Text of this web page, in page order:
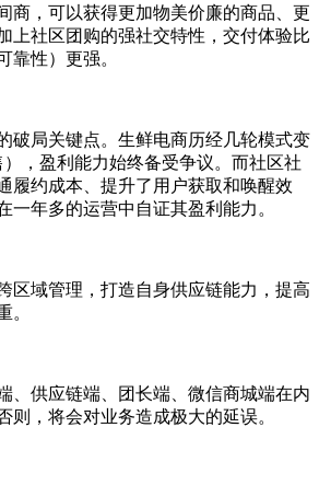
商，可以获得更加物美价廉的商品、更
上社区团购的强社交特性， 交付体验比
靠性）更强。
破局关键点。生鲜电商历经几轮模式变
，盈利能力始终备受争议。而社区社
履约成本、提升了用户获取和唤醒效
一年多的运营中自证其盈利能力。
区域管理， 打造自身供应链能力， 提高
。
、供应链端、团长端、微信商城端在内
则，将会对业务造成极大的延误。